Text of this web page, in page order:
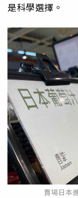
是科學選擇。
賣場日本